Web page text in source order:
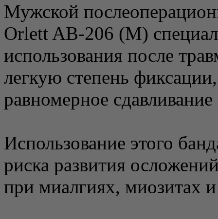
Мужской
Orlett AB-206 (M)
использования после
легкую степень
равномерное
Использование этого
риска развития
при миалгиях, миозитах